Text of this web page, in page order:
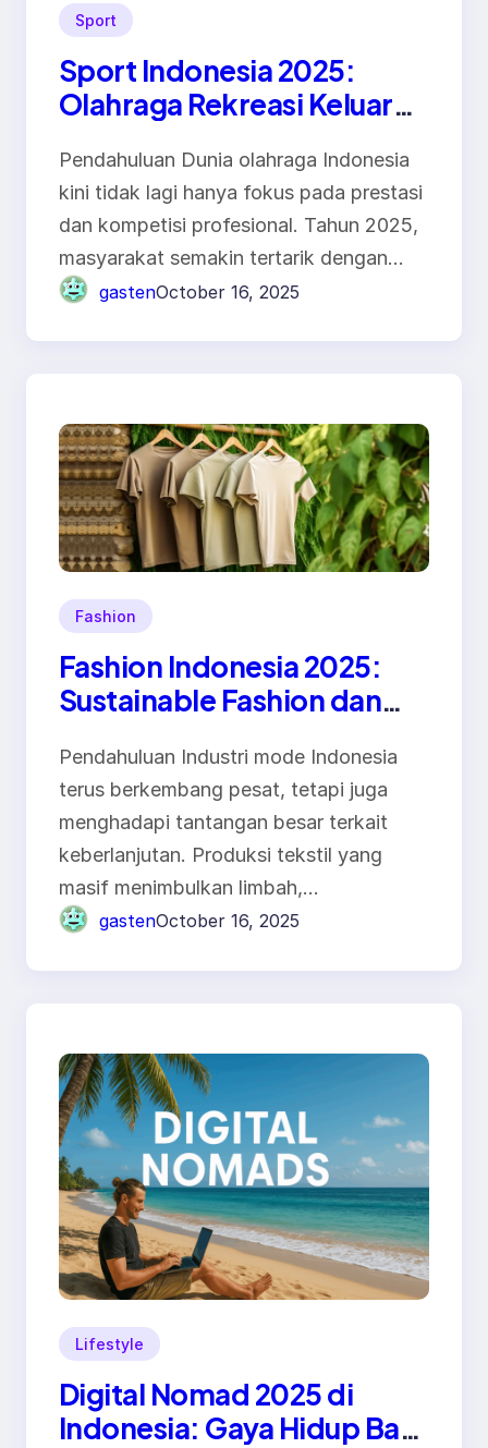
Sport
Sport Indonesia 2025:
Olahraga Rekreasi Keluarga
yang Kian Populer
Pendahuluan Dunia olahraga Indonesia
kini tidak lagi hanya fokus pada prestasi
dan kompetisi profesional. Tahun 2025,
masyarakat semakin tertarik dengan…
gastenOctober 16, 2025
Fashion
Fashion Indonesia 2025:
Sustainable Fashion dan
Semakin Kuat
Pendahuluan Industri mode Indonesia
terus berkembang pesat, tetapi juga
menghadapi tantangan besar terkait
keberlanjutan. Produksi tekstil yang
masif menimbulkan limbah,…
gastenOctober 16, 2025
Lifestyle
Digital Nomad 2025 di
Indonesia: Gaya Hidup Baru